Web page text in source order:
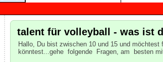
talent für volleyball - was ist
Hallo, Du bist zwischen 10 und 15 und
könntest...gehe folgende Fragen, am besten